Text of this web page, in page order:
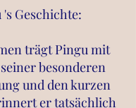
's Geschichte:
trägt Pingu mit
besonderen
und den kurzen
er tatsächlich